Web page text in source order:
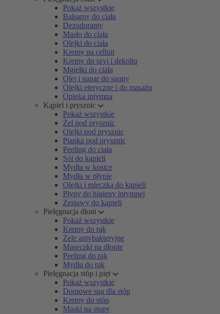
Pokaż wszystkie
Balsamy do ciała
Dezodoranty
Masło do ciała
Olejki do ciała
Kremy na celluit
Kremy do szyi i dekoltu
Mgiełki do ciała
Olej i napar do sauny
Olejki eteryczne i do masażu
Opieka intymna
Kąpiel i prysznic
Pokaż wszystkie
Żel pod prysznic
Olejki pod prysznic
Pianka pod prysznic
Peeling do ciała
Sól do kąpieli
Mydła w kostce
Mydła w płynie
Olejki i mleczka do kąpieli
Płyny do higieny intymnej
Zestawy do kąpieli
Pielęgnacja dłoni
Pokaż wszystkie
Kremy do rąk
Żele antybakteryjne
Maseczki na dłonie
Peeling do rąk
Mydła do rąk
Pielęgnacja stóp i pięt
Pokaż wszystkie
Domowe spa dla stóp
Kremy do stóp
Maski na stopy